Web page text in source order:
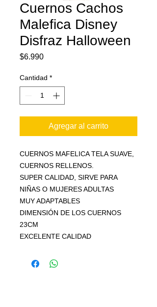
Cuernos Cachos
Malefica Disney
Disfraz Halloween
$6.990Precio
Cantidad *
Agregar al carrito
CUERNOS MAFELICA TELA SUAVE,
CUERNOS RELLENOS.
SUPER CALIDAD, SIRVE PARA
NIÑAS O MUJERES ADULTAS
MUY ADAPTABLES
DIMENSIÓN DE LOS CUERNOS
23CM
EXCELENTE CALIDAD